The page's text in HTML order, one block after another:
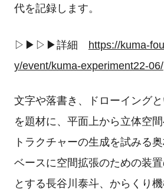
代を記録します。
▷▶︎▷▶︎詳細 https://kuma-
y/event/kuma-experiment22-06/
文字や落書き、ドローイング
を題材に、平面上から立体空
トラクチャーの生成を試みる
ベースに空間拡張のための装
とする長谷川泰斗、からくり